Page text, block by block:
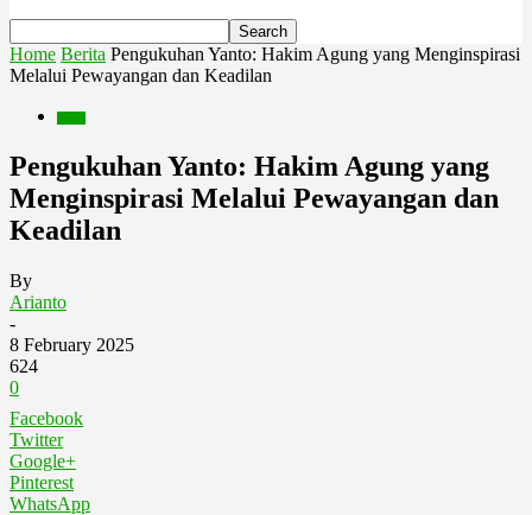
Home Berita Pengukuhan Yanto: Hakim Agung yang Menginspirasi
Melalui Pewayangan dan Keadilan
Pengukuhan Yanto: Hakim Agung yang
Menginspirasi Melalui Pewayangan dan
Keadilan
By
Arianto
-
8 February 2025
624
0
Facebook
Twitter
Google+
Pinterest
WhatsApp